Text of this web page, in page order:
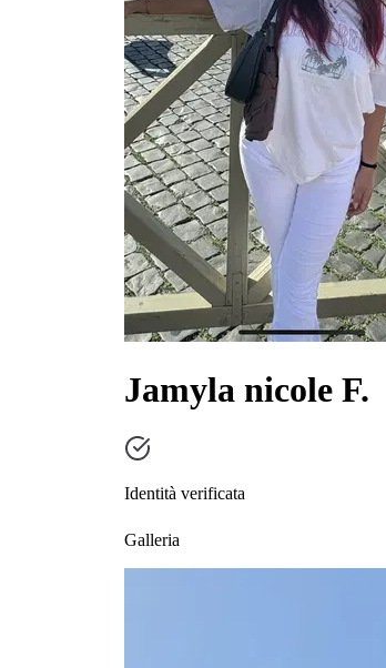
Jamyla nicole F.
Identità verificata
Galleria